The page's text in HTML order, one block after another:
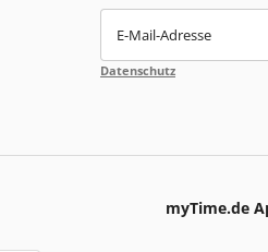
E-Mail-Adresse
Datenschutz
myTime.de